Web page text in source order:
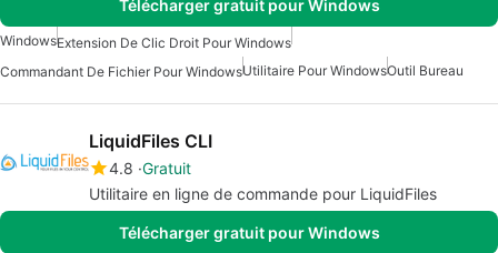
Télécharger gratuit pour Windows
WindowsExtension De Clic Droit Pour Windows
Commandant De Fichier Pour WindowsUtilitaire Pour WindowsOutil Bureau
LiquidFiles CLI
4.8 Gratuit
Utilitaire en ligne de commande pour LiquidFiles
Télécharger gratuit pour Windows